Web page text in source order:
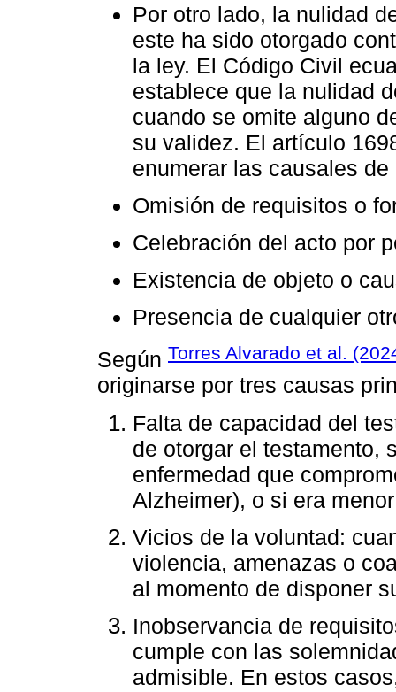
Por otro lado, la nulidad
este ha sido otorgado
la ley. El Código Civil
establece que la nulidad
cuando se omite alguno
su validez. El artículo
enumerar las causales
Omisión de requisitos o
Celebración del acto por
Existencia de objeto o
Presencia de cualquier
Según Torres Alvarado et al.
originarse por tres causas
Falta de capacidad del
de otorgar el testamento,
enfermedad que
Alzheimer), o si era
Vicios de la voluntad:
violencia, amenazas o
al momento de disponer
Inobservancia de
cumple con las
admisible. En estos